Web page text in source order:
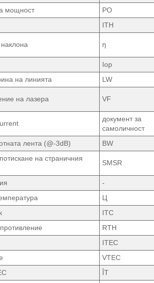
мощност
PO
ITH
ƞ
Iop
на линията
LW
на лазера VF
документ за
самоличност
лента (@-3dB) BW
на страничния
SMSR
-
Ц
ITC
RTH
ITEC
VTEC
ÎT